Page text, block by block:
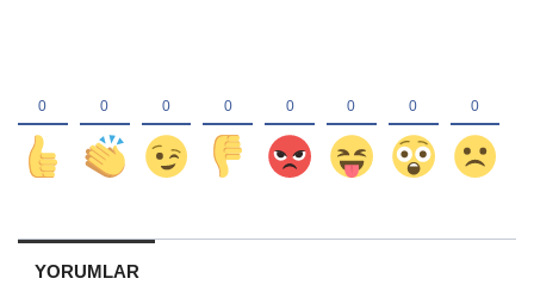
YORUMLAR